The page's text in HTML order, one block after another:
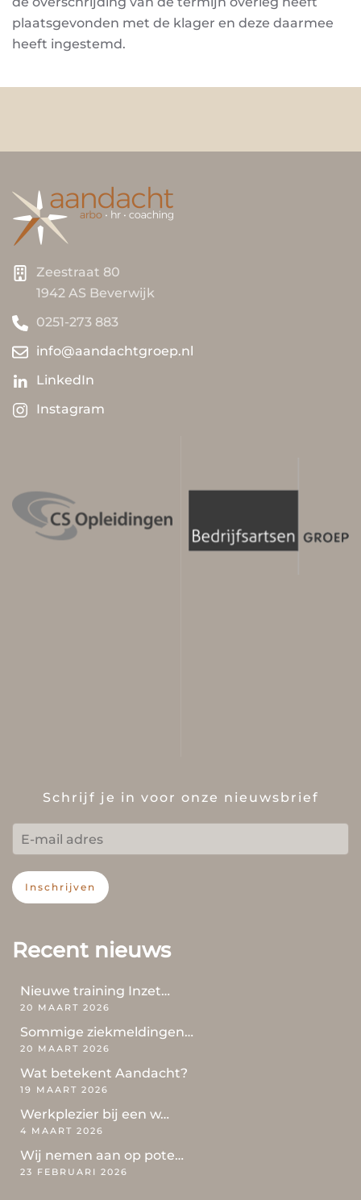
plaatsgevonden met de klager en deze daarmee
heeft ingestemd.
Zeestraat 80
1942 AS Beverwijk
0251-273 883
info@aandachtgroep.nl
LinkedIn
Instagram
Schrijf je in voor onze nieuwsbrief
Inschrijven
Recent nieuws
Nieuwe training Inzet…
20 MAART 2026
Sommige ziekmeldingen…
20 MAART 2026
Wat betekent Aandacht?
19 MAART 2026
Werkplezier bij een w…
4 MAART 2026
Wij nemen aan op pote…
23 FEBRUARI 2026